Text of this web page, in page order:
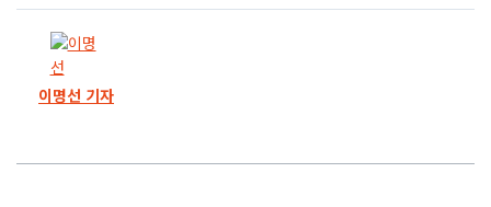
33화
32화
31화 아버지가 면접관으로.. 격이 다른 광주은행 채용비리
이명선 기자